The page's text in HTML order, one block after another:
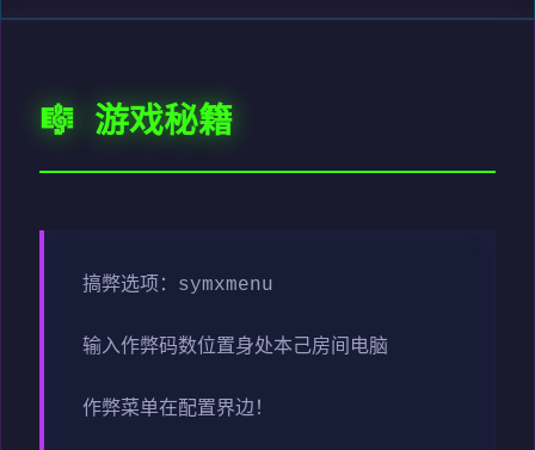
🎼 游戏秘籍
搞弊选项：symxmenu
输入作弊码数位置身处本己房间电脑
作弊菜单在配置界边！